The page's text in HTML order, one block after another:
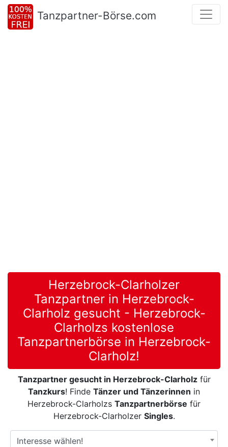
Tanzpartner-Börse.com
Herzebrock-Clarholzer
Tanzpartner in Herzebrock-
Clarholz gesucht - Herzebrock-
Clarholzs kostenlose
Tanzpartnerbörse in Herzebrock-
Clarholz!
Tanzpartner gesucht in Herzebrock-Clarholzfür
Tanzkurs! Finde Tänzer und Tänzerinnen in
Herzebrock-Clarholzs Tanzpartnerbörse für
Herzebrock-Clarholzer Singles.
Interesse wählen!